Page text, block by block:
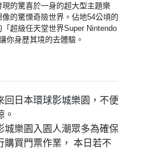
的驚喜於一身的超大型主題樂
的驚慄奇險世界。佔地54公頃的
超級任天堂世界Super Nintendo
你身歷其境的去體驗。
回日本環球影城樂園，不便
。
城樂園入園人潮眾多為確保
購買門票作業， 本日若不